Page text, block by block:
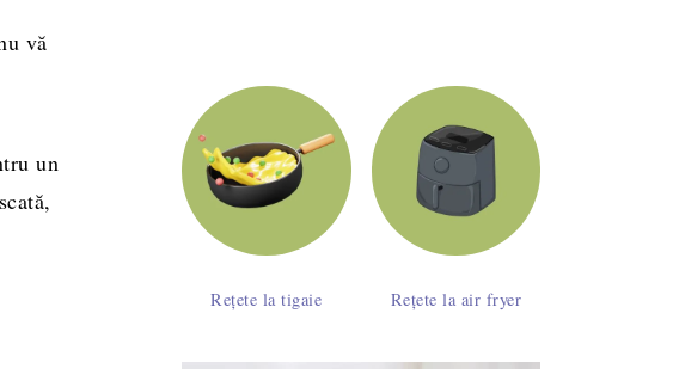
vă
un
Rețete la tigaie Rețete la air fryer